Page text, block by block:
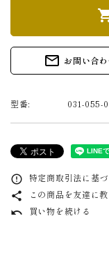
mail_outline お問い合
型番: 031-055-
error_outline 特定商取引法に基
share この商品を友達に
undo 買い物を続ける